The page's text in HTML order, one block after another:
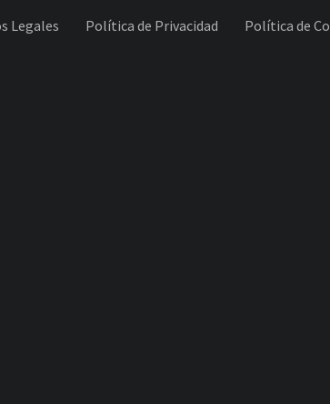
Legales Política de Privacidad Política de